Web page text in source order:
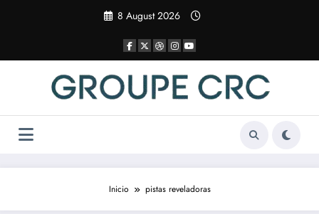
8 August 2026
Inicio pistas reveladoras